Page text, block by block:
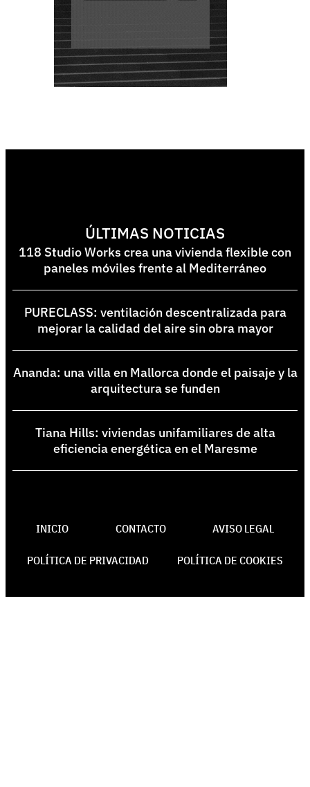
ÚLTIMAS NOTICIAS
118 Studio Works crea una vivienda flexible con
paneles móviles frente al Mediterráneo
PURECLASS: ventilación descentralizada para
mejorar la calidad del aire sin obra mayor
Ananda: una villa en Mallorca donde el paisaje y la
arquitectura se funden
Tiana Hills: viviendas unifamiliares de alta
eficiencia energética en el Maresme
INICIO CONTACTO AVISO LEGAL
POLÍTICA DE PRIVACIDAD POLÍTICA DE COOKIES